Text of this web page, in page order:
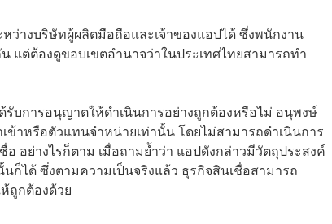
างบริษัทผู้ผลิตมือถือและเจ้าของแอปได้ ซึ่งพนักงาน
แต่ต้องดูขอบเขตอำนาจว่าในประเทศไทยสามารถทำ
รับการอนุญาตให้ดำเนินการอย่างถูกต้องหรือไม่ อนุพงษ์
ข้าหรือตัวแทนจำหน่ายเท่านั้น โดยไม่สามารถดำเนินการ
อย่างไรก็ตาม เมื่อถามย้ำว่า แอปดังกล่าวมีวัตถุประสงค์
ก็ได้ ซึ่งตามความเป็นจริงแล้ว ธุรกิจสินเชื่อสามารถ
ถูกต้องด้วย